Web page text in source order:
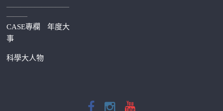
—————————
———
CASE專欄
年度大
事
科學大人物